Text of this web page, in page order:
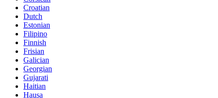
Croatian
Dutch
Estonian
Filipino
Finnish
Frisian
Galician
Georgian
Gujarati
Haitian
Hausa